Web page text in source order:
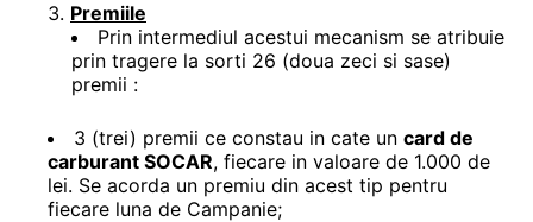
Premiile
Prin intermediul acestui mecanism se atribuie
prin tragere la sorti 26 (doua zeci si sase)
premii :
3 (trei) premii ce constau in cate un card de
carburant SOCAR, fiecare in valoare de 1.000 de
lei. Se acorda un premiu din acest tip pentru
fiecare luna de Campanie;